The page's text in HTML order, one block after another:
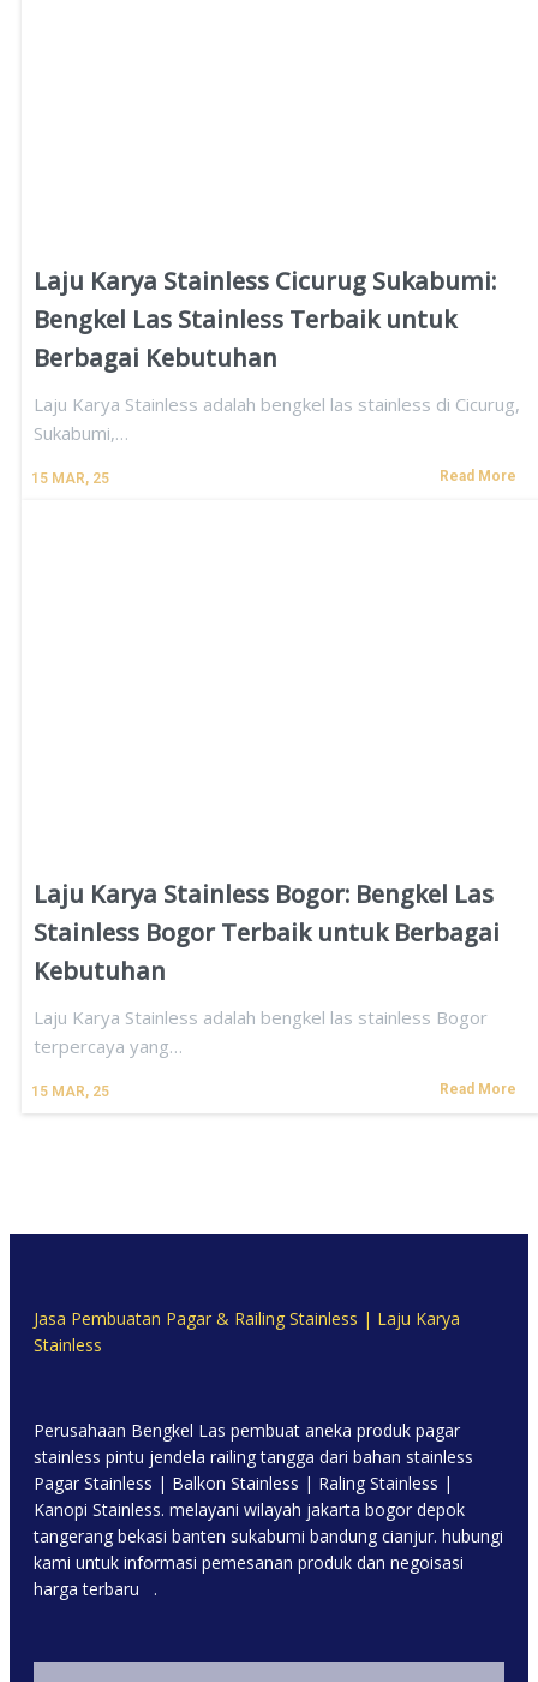
Laju Karya Stainless Cicurug Sukabumi:
Bengkel Las Stainless Terbaik untuk
Berbagai Kebutuhan
15 MAR, 25
Laju Karya Stainless adalah bengkel las stainless di Cicurug,
Sukabumi,…
Read More
Laju Karya Stainless Bogor: Bengkel Las
Stainless Bogor Terbaik untuk Berbagai
Kebutuhan
15 MAR, 25
Laju Karya Stainless adalah bengkel las stainless Bogor
terpercaya yang…
Read More
Jasa Pembuatan Pagar & Railing Stainless | Laju Karya
Stainless
Perusahaan Bengkel Las pembuat aneka produk pagar
stainless pintu jendela railing tangga dari bahan stainless
Pagar Stainless | Balkon Stainless | Raling Stainless |
Kanopi Stainless. melayani wilayah jakarta bogor depok
tangerang bekasi banten sukabumi bandung cianjur. hubungi
kami untuk informasi pemesanan produk dan negoisasi
harga terbaru .